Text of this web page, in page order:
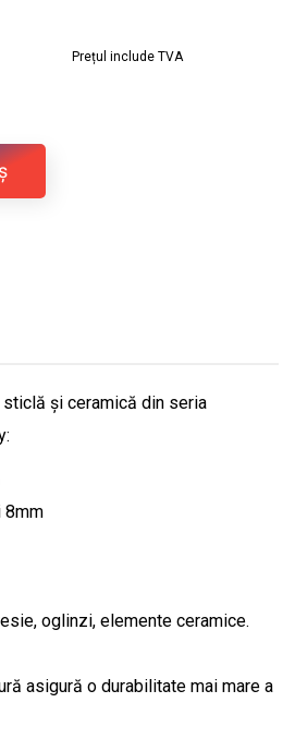
Prețul include TVA
și ceramică din seria
8mm
oglinzi, elemente ceramice.
asigură o durabilitate mai mare a